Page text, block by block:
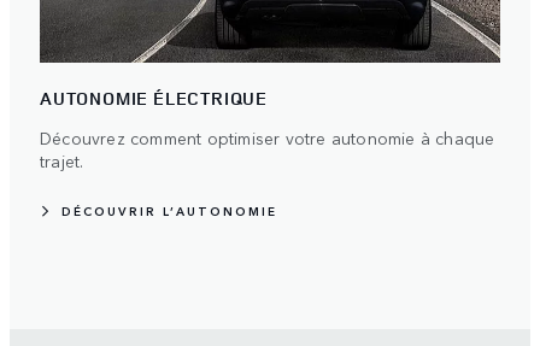
AUTONOMIE ÉLECTRIQUE
Découvrez comment optimiser votre autonomie à chaque
trajet.
DÉCOUVRIR L’AUTONOMIE